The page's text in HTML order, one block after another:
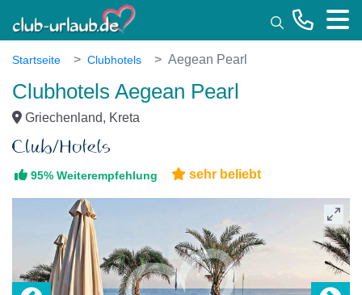
Startseite Clubhotels Aegean Pearl
Clubhotels Aegean Pearl
Griechenland, Kreta
95% Weiterempfehlung sehr beliebt